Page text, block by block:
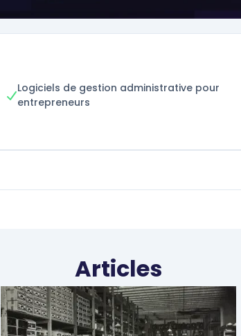
Logiciels de gestion administrative pour
entrepreneurs
Articles